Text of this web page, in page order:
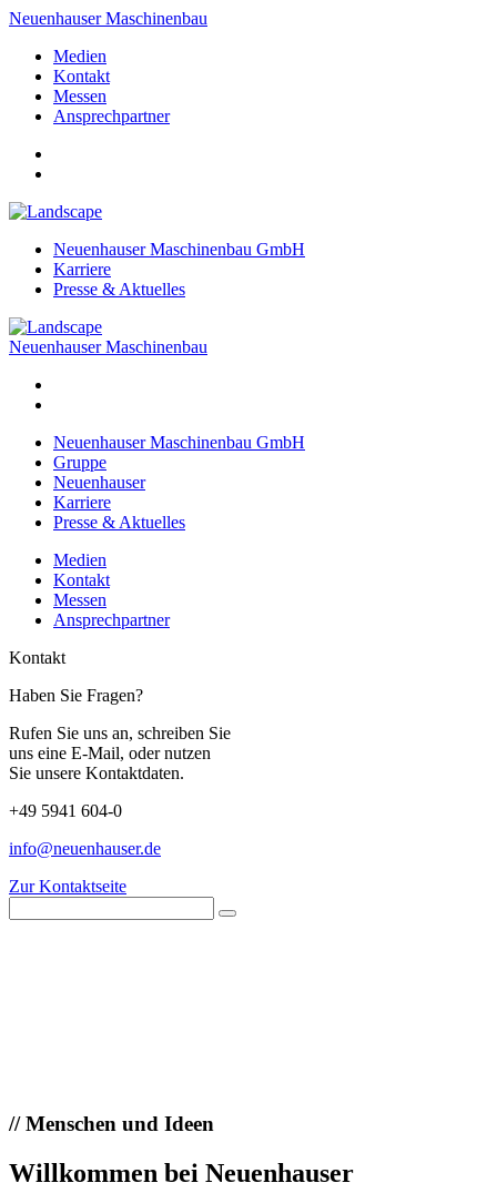
Neuenhauser Maschinenbau
Medien
Kontakt
Messen
Ansprechpartner
Neuenhauser Maschinenbau GmbH
Karriere
Presse & Aktuelles
Neuenhauser Maschinenbau
Neuenhauser Maschinenbau GmbH
Gruppe
Neuenhauser
Karriere
Presse & Aktuelles
Medien
Kontakt
Messen
Ansprechpartner
Kontakt
Haben Sie Fragen?
Rufen Sie uns an, schreiben Sie
uns eine E-Mail, oder nutzen
Sie unsere Kontaktdaten.
+49 5941 604-0
info@neuenhauser.de
Zur Kontaktseite
//Menschen und Ideen
Willkommen bei Neuenhauser